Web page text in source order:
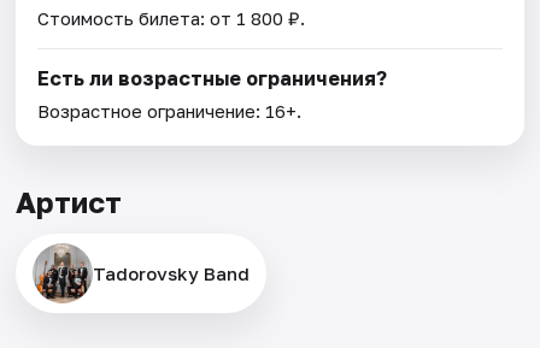
Стоимость билета: от 1 800 ₽.
Есть ли возрастные ограничения?
Возрастное ограничение: 16+.
Артист
Tadorovsky Band